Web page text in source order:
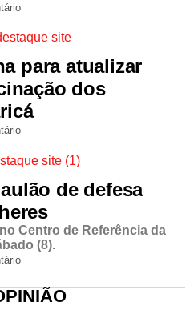
para atualizar
dos
de defesa
Centro de Referência da
(8).